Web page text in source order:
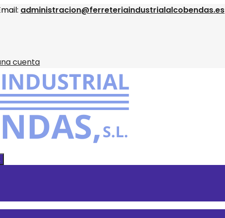
administracion@ferreteriaindustrialalcobendas.es
cuenta